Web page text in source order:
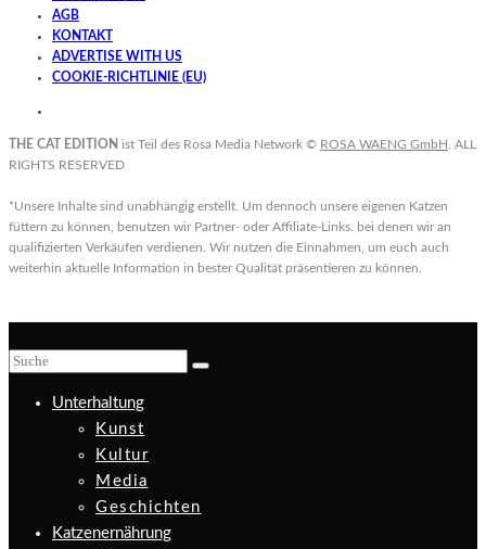
AGB
KONTAKT
ADVERTISE WITH US
COOKIE-RICHTLINIE (EU)
THE CAT EDITION ist Teil des Rosa Media Network © ROSA WAENG GmbH . ALL
RIGHTS RESERVED
*Unsere Inhalte sind unabhängig erstellt. Um dennoch unsere eigenen Katzen
füttern zu können, benutzen wir Partner- oder Affiliate-Links. bei denen wir an
qualifizierten Verkäufen verdienen. Wir nutzen die Einnahmen, um euch auch
weiterhin aktuelle Information in bester Qualität präsentieren zu können.
Unterhaltung
Kunst
Kultur
Media
Geschichten
Katzenernährung